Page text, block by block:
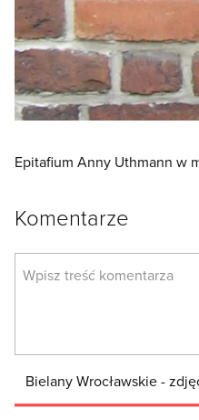
Epitafium Anny Uthmann w
Komentarze
Bielany Wrocławskie -